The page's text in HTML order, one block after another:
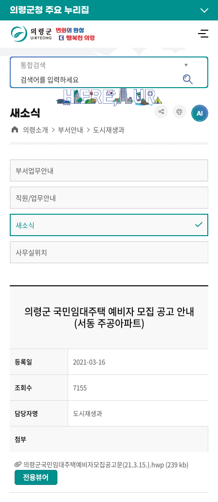
의령군청 주요 누리집
새소식
의령소개 부서안내 도시재생과
부서업무안내
직원/업무안내
새소식
사무실위치
의령군 국민임대주택 예비자 모집 공고 안내
(서동 주공아파트)
등록일 2021-03-16
조회수 7155
담당자명 도시재생과
첨부
의령군국민임대주택예비자모집공고문(21.3.15.).hwp (239 kb)